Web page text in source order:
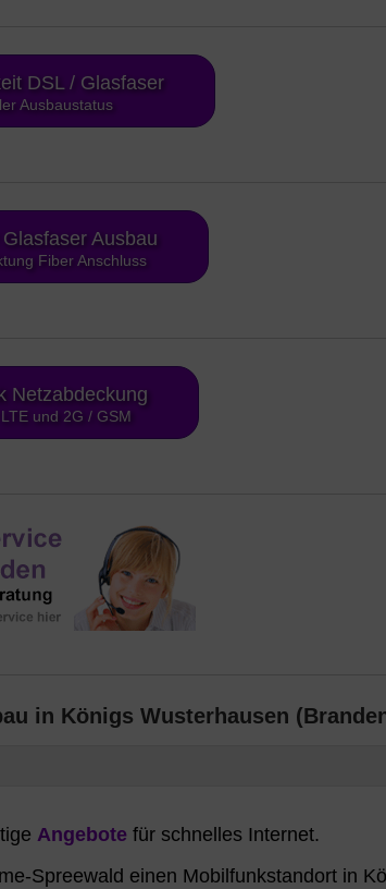
DSL / Glasfaser
Ausbaustatus
Ausbau
Fiber Anschluss
Netzabdeckung
und 2G / GSM
in Königs Wusterhausen
Angebote für schnelles Internet.
einen Mobilfunkstandort in